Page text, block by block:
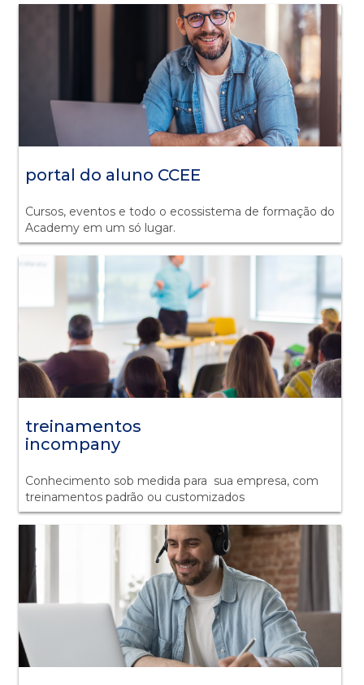
portal do aluno CCEE
Cursos, eventos e todo o ecossistema de formação do
Academy em um só lugar.
treinamentos
incompany
Conhecimento sob medida para sua empresa, com
treinamentos padrão ou customizados